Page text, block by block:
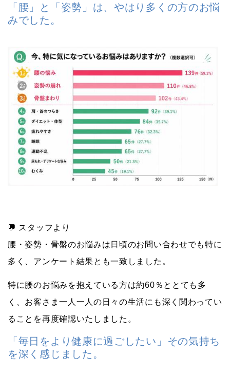
「腰」と「姿勢」は、やはり多くの方のお悩
みでした。
💬 スタッフより
腰・姿勢・骨盤のお悩みは日頃のお問い合わせでも特に
多く、アンケート結果とも一致しました。
特に腰のお悩みを抱えている方は約60％ととても多
く、お客さま一人一人の日々の生活にも深く関わってい
ることを再度確認いたしました。
「毎日をより健康に過ごしたい」その気持ち
を深く感じました。